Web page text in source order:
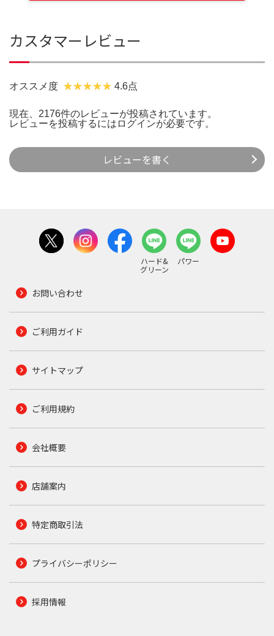
カスタマーレビュー
オススメ度 4.6点
現在、2176件のレビューが投稿されています。
レビューを投稿するには ログインが必要です。
レビューを書く
ハード&
グリーン
パワー
お問い合わせ
ご利用ガイド
サイトマップ
ご利用規約
会社概要
店舗案内
特定商取引法
プライバシーポリシー
採用情報